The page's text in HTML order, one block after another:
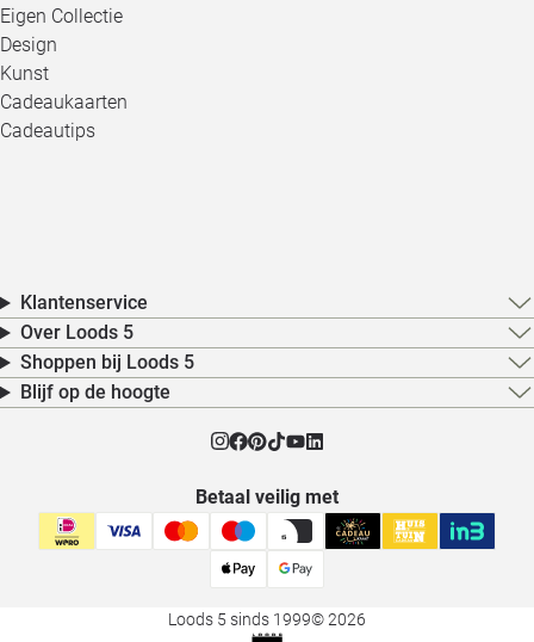
Eigen Collectie
Design
Kunst
Cadeaukaarten
Cadeautips
Klantenservice
Over Loods 5
Shoppen bij Loods 5
Blijf op de hoogte
Betaal veilig met
Loods 5 sinds 1999© 2026